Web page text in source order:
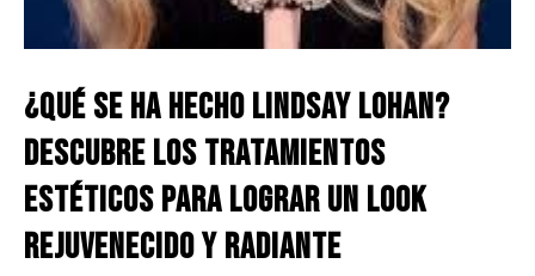
¿Qué se ha hecho Lindsay Lohan?
Descubre los tratamientos
estéticos para lograr un look
rejuvenecido y radiante